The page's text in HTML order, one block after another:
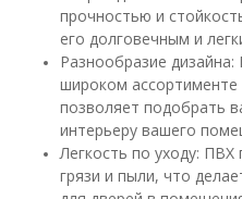
прочностью и
его долговечным и
Разнообразие
широком ассортименте
позволяет подобрать
интерьеру вашего
Легкость по уходу: ПВХ
грязи и пыли, что